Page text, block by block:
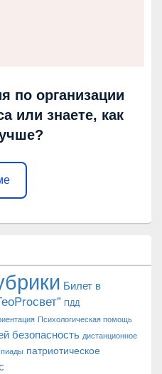
по организации
или знаете, как
Билет в
ПДД
Психологическая помощь
безопасность дистанционное
патриотическое